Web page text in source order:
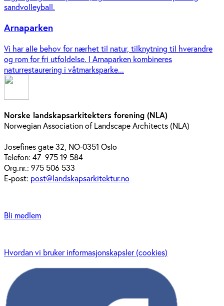
sandvolleyball.
Arnaparken
Vi har alle behov for nærhet til natur, tilknytning til hverandre
og rom for fri utfoldelse. I Arnaparken kombineres
naturrestaurering i våtmarksparke...
Norske landskapsarkitekters forening (NLA)
Norwegian Association of Landscape Architects (NLA)
Josefines gate 32, NO-0351 Oslo
Telefon: 47 975 19 584
Org.nr.: 975 506 533
E-post: post@landskapsarkitektur.no
Bli medlem
Hvordan vi bruker informasjonskapsler (cookies)